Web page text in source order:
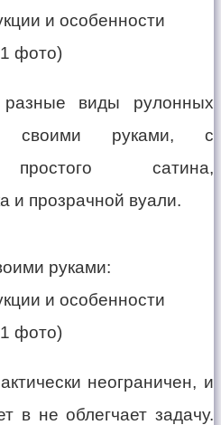
виды рулонных
своими руками, с
простого сатина,
и прозрачной вуали.
неограничен, и
в не облегчает задачу.